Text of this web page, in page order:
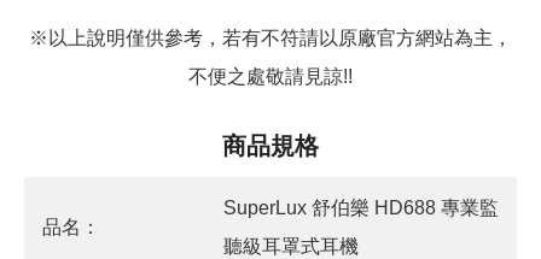
※以上說明僅供參考，若有不符請以原廠官方網站為主，
不便之處敬請見諒!!
商品規格
品名：
SuperLux 舒伯樂 HD688 專業監
聽級耳罩式耳機